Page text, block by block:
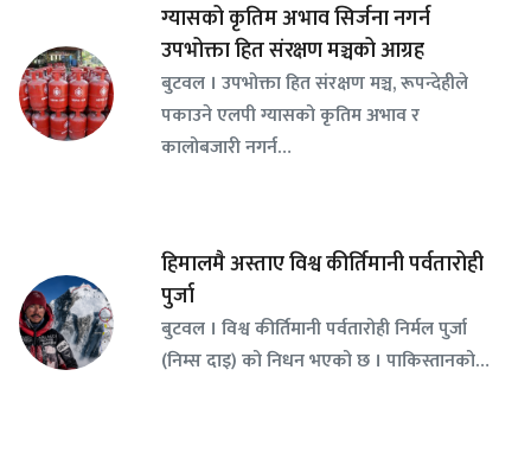
ग्यासको कृतिम अभाव सिर्जना नगर्न
उपभोक्ता हित संरक्षण मञ्चको आग्रह
बुटवल । उपभोक्ता हित संरक्षण मञ्च, रूपन्देहीले
पकाउने एलपी ग्यासको कृतिम अभाव र
कालोबजारी नगर्न…
हिमालमै अस्ताए विश्व कीर्तिमानी पर्वतारोही
पुर्जा
बुटवल । विश्व कीर्तिमानी पर्वतारोही निर्मल पुर्जा
(निम्स दाइ) को निधन भएको छ । पाकिस्तानको…